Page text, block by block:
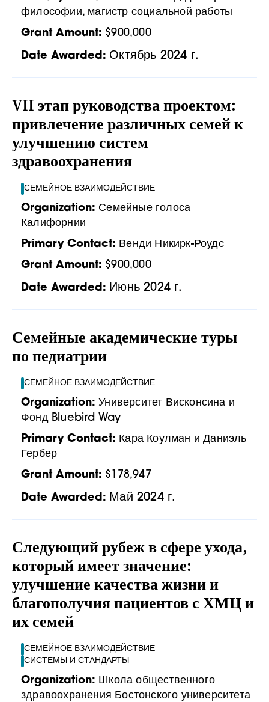
философии, магистр социальной работы
Grant Amount: $900,000
Date Awarded: Октябрь 2024 г.
VII этап руководства проектом:
привлечение различных семей к
улучшению систем
здравоохранения
СЕМЕЙНОЕ ВЗАИМОДЕЙСТВИЕ
Organization: Семейные голоса
Калифорнии
Primary Contact: Венди Никирк-Роудс
Grant Amount: $900,000
Date Awarded: Июнь 2024 г.
Семейные академические туры
по педиатрии
СЕМЕЙНОЕ ВЗАИМОДЕЙСТВИЕ
Organization: Университет Висконсина и
Фонд Bluebird Way
Primary Contact: Кара Коулман и Даниэль
Гербер
Grant Amount: $178,947
Date Awarded: Май 2024 г.
Следующий рубеж в сфере ухода,
который имеет значение:
улучшение качества жизни и
благополучия пациентов с ХМЦ и
их семей
СЕМЕЙНОЕ ВЗАИМОДЕЙСТВИЕ
СИСТЕМЫ И СТАНДАРТЫ
Organization: Школа общественного
здравоохранения Бостонского университета